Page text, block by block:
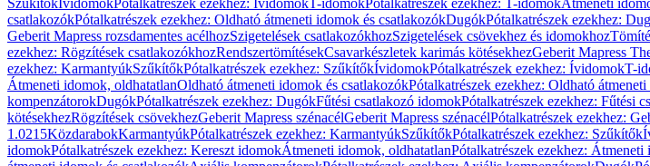
SzűkítőkÍvidomokPótalkatrészek ezekhez: ÍvidomokT-idomokPótalkatrészek ezekhez: T-idomokÁtmeneti
csatlakozókPótalkatrészek ezekhez: Oldható átmeneti idomok és csatlakozókDugókPótalkatrészek ezekhez:
Geberit Mapress rozsdamentes acélhozSzigetelések csatlakozókhozSzigetelések csövekhez és idomokhoz
ezekhez: Rögzítések csatlakozókhozRendszertömítésekCsavarkészletek karimás kötésekhezGeberit Mapress
ezekhez: KarmantyúkSzűkítőkPótalkatrészek ezekhez: SzűkítőkÍvidomokPótalkatrészek ezekhez: ÍvidomokT-
Átmeneti idomok, oldhatatlanOldható átmeneti idomok és csatlakozókPótalkatrészek ezekhez: Oldható
kompenzátorokDugókPótalkatrészek ezekhez: DugókFűtési csatlakozó idomokPótalkatrészek ezekhez: Fűtési
kötésekhezRögzítések csövekhezGeberit Mapress szénacélGeberit Mapress szénacélPótalkatrészek ezekhez:
1.0215KözdarabokKarmantyúkPótalkatrészek ezekhez: KarmantyúkSzűkítőkPótalkatrészek ezekhez: Szűkítők
idomokPótalkatrészek ezekhez: Kereszt idomokÁtmeneti idomok, oldhatatlanPótalkatrészek ezekhez: Átmeneti